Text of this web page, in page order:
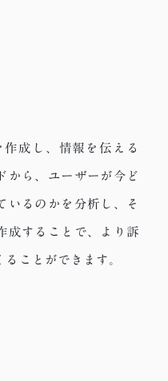
成し、情報を伝える
から、ユーザーが今ど
いるのかを分析し、そ
成することで、より訴
ことができます。